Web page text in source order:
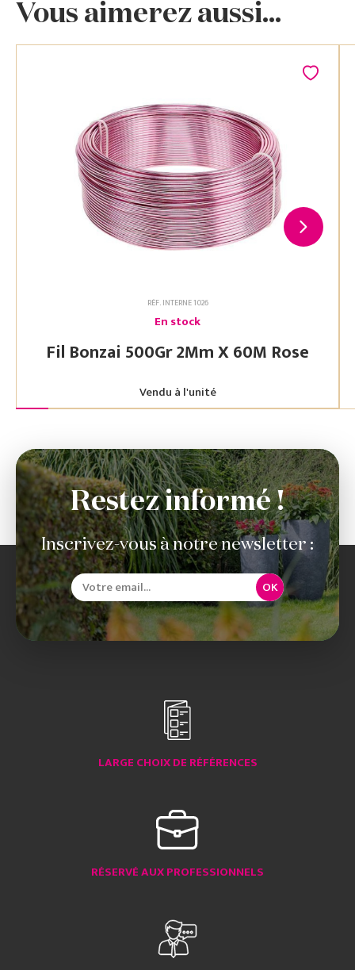
Vous aimerez aussi...
RÉF. INTERNE 1026
En stock
Fil Bonzai 500Gr 2Mm X 60M Rose
Vendu à l'unité
Restez informé !
Inscrivez-vous à notre newsletter :
OK
LARGE CHOIX DE RÉFÉRENCES
RÉSERVÉ AUX PROFESSIONNELS